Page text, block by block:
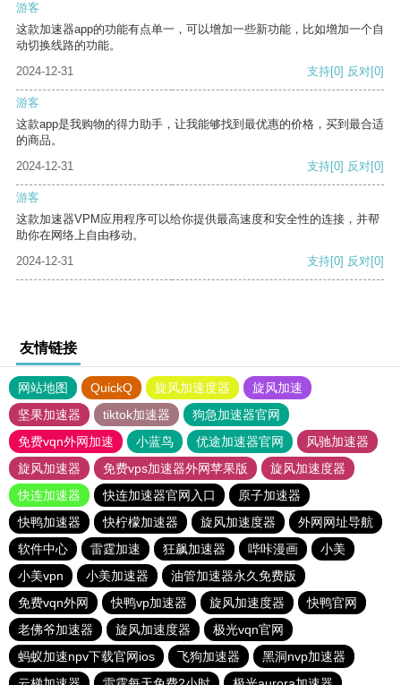
游客
这款加速器app的功能有点单一，可以增加一些新功能，比如增加一个自
动切换线路的功能。
2024-12-31
支持[0] 反对[0]
游客
这款app是我购物的得力助手，让我能够找到最优惠的价格，买到最合适
的商品。
2024-12-31
支持[0] 反对[0]
游客
这款加速器VPM应用程序可以给你提供最高速度和安全性的连接，并帮
助你在网络上自由移动。
2024-12-31
支持[0] 反对[0]
友情链接
网站地图 QuickQ 旋风加速度器
旋风加速
坚果加速器
tiktok加速器
狗急加速器官网
免费vqn外网加速
小蓝鸟 优途加速器官网
风驰加速器
旋风加速器
免费vps加速器外网苹果版
旋风加速度器
快连加速器
快连加速器官网入口
原子加速器
快鸭加速器
快柠檬加速器 旋风加速度器
外网网址导航
软件中心
雷霆加速 狂飙加速器 哔咔漫画
小美
小美vpn
小美加速器
油管加速器永久免费版
免费vqn外网
快鸭vp加速器 旋风加速度器
快鸭官网
老佛爷加速器
旋风加速度器
极光vqn官网
蚂蚁加速npv下载官网ios
飞狗加速器
黑洞nvp加速器